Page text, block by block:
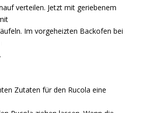
verteilen. Jetzt mit geriebenem
Im vorgeheizten Backofen bei
Zutaten für den Rucola eine